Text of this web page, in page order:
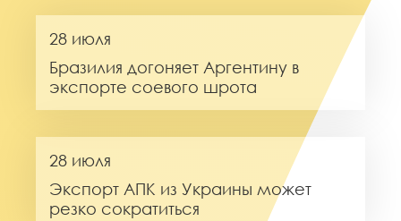
28 июля
Бразилия догоняет Аргентину в
экспорте соевого шрота
28 июля
Экспорт АПК из Украины может
резко сократиться